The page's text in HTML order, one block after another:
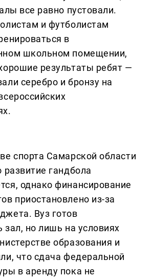
все равно пустовали.
и футболистам
в
школьном помещении,
результаты ребят —
серебро и бронзу на
спорта Самарской области
развитие гандбола
однако финансирование
приостановлено из-за
Вуз готов
зал, но лишь на условиях
образования и
что сдача федеральной
в аренду пока не